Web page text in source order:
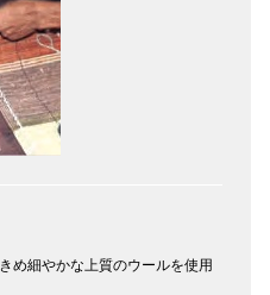
め細やかな上質のウールを使用